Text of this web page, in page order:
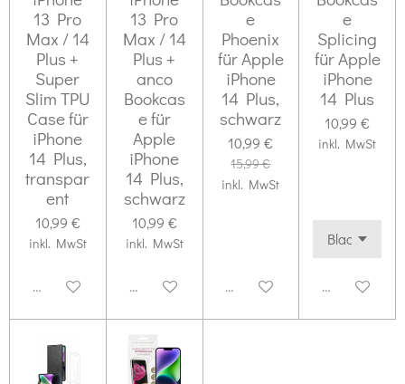
13 Pro
Max / 14
Plus +
Super
Slim TPU
Case für
iPhone
14 Plus,
transpar
ent
10,99 €
inkl. MwSt
Deaktiviert
13 Pro
Max / 14
Plus +
anco
Bookcas
e für
Apple
iPhone
14 Plus,
schwarz
10,99 €
inkl. MwSt
Deaktiviert
e
Phoenix
für Apple
iPhone
14 Plus,
schwarz
10,99 €
15,99 €
inkl. MwSt
Deaktiviert
e
Splicing
für Apple
iPhone
14 Plus
10,99 €
inkl. MwSt
Deaktiviert